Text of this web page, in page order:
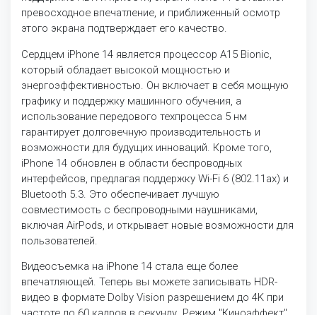
превосходное впечатление, и приближенный осмотр
этого экрана подтверждает его качество.
Сердцем iPhone 14 является процессор A15 Bionic,
который обладает высокой мощностью и
энергоэффективностью. Он включает в себя мощную
графику и поддержку машинного обучения, а
использование передового техпроцесса 5 нм
гарантирует долговечную производительность и
возможности для будущих инноваций. Кроме того,
iPhone 14 обновлен в области беспроводных
интерфейсов, предлагая поддержку Wi-Fi 6 (802.11ax) и
Bluetooth 5.3. Это обеспечивает лучшую
совместимость с беспроводными наушниками,
включая AirPods, и открывает новые возможности для
пользователей.
Видеосъемка на iPhone 14 стала еще более
впечатляющей. Теперь вы можете записывать HDR-
видео в формате Dolby Vision разрешением до 4K при